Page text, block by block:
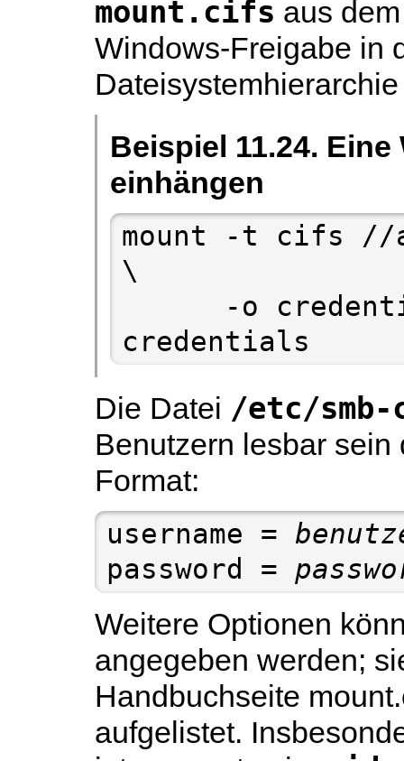
mount.cifs aus
Windows-Freigabe in
Beispiel 11.24.
einhängen
mount -t cifs //
\
credentials
Die Datei /etc/
Benutzern lesbar
Format:
username =
password =
Weitere Optionen
angegeben werden;
Handbuchseite
aufgelistet.